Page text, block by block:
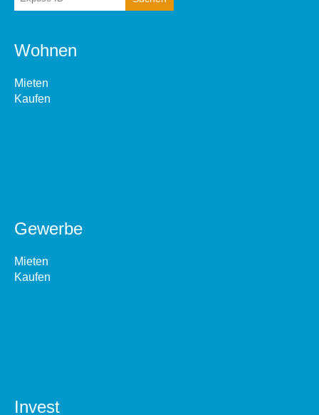
Wohnen
Mieten
Kaufen
Gewerbe
Mieten
Kaufen
Invest